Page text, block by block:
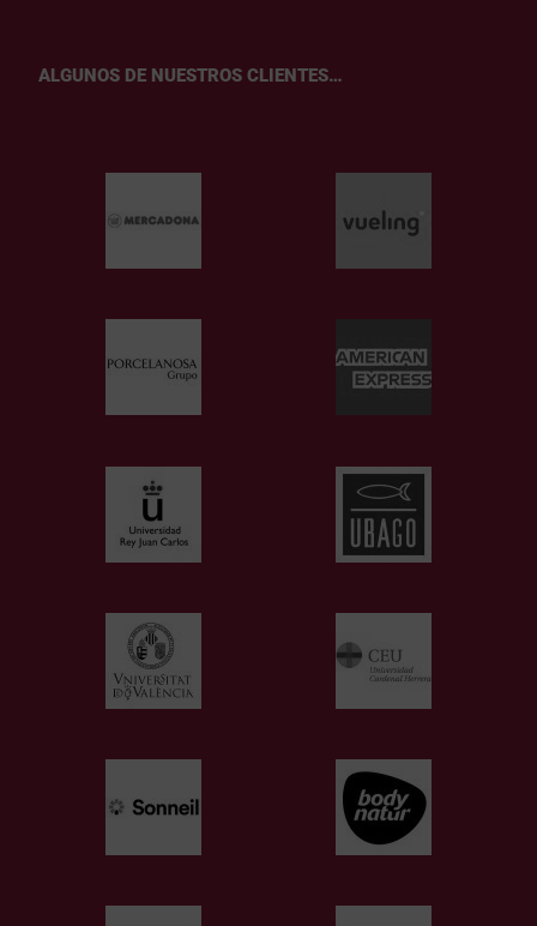
ALGUNOS DE NUESTROS CLIENTES…